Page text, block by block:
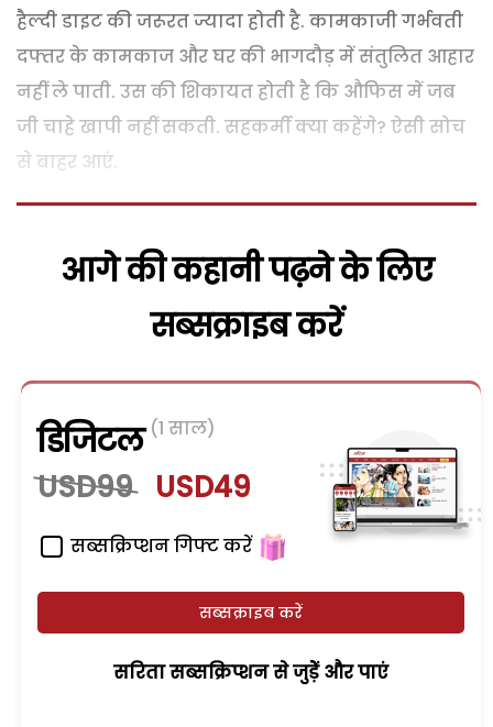
हैल्दी डाइट की जरूरत ज्यादा होती है. कामकाजी गर्भवती
दफ्तर के कामकाज और घर की भागदौड़ में संतुलित आहार
नहीं ले पाती. उस की शिकायत होती है कि औफिस में जब
जी चाहे खापी नहीं सकती. सहकर्मी क्या कहेंगे? ऐसी सोच
से बाहर आएं.
आगे की कहानी पढ़ने के लिए
सब्सक्राइब करें
डिजिटल (1 साल)
USD99 USD49
सब्सक्रिप्शन गिफ्ट करें
सब्सक्राइब करें
सरिता सब्सक्रिप्शन से जुड़ेें और पाएं